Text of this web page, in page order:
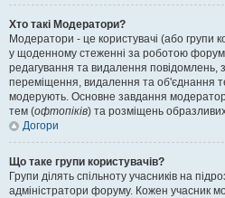
Хто такі Модератори?
Модератори - це користувачі (або групи
у щоденному стеженні за роботою
редагування та видалення повідомлень,
переміщення, видалення та об'єднання
модерують. Основне завдання
тем (офтопіків) та розміщень
Догори
Що таке групи користувачів?
Групи ділять спільноту учасників на
адміністратори форуму. Кожен учасник